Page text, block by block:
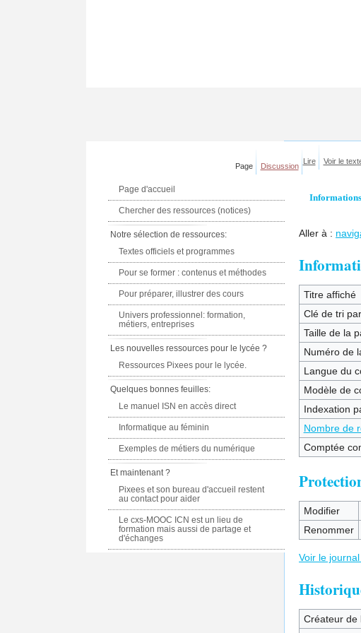
Aller à :
Titre affiché
Clé de tri
Taille de la
Numéro de
Langue du
Modèle de
Indexation
Nombre de
Comptée
Modifier
Renommer
Voir le
Créateur de
Page Discussion
Lire Voir le
Page d'accueil
Chercher des ressources (notices)
Notre sélection de ressources:
Textes officiels et programmes
Pour se former : contenus et méthodes
Pour préparer, illustrer des cours
Univers professionnel: formation,
métiers, entreprises
Les nouvelles ressources pour le lycée ?
Ressources Pixees pour le lycée.
Quelques bonnes feuilles:
Le manuel ISN en accès direct
Informatique au féminin
Exemples de métiers du numérique
Et maintenant ?
Pixees et son bureau d'accueil restent
au contact pour aider
Le cxs-MOOC ICN est un lieu de
formation mais aussi de partage et
d'échanges